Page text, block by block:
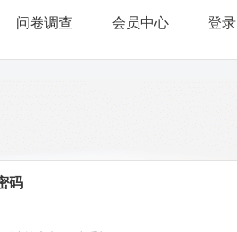
问卷调查 会员中心 登录
码